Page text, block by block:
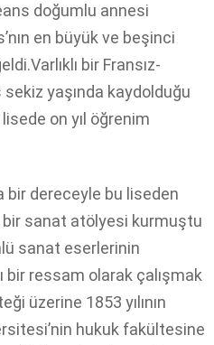
doğumlu annesi
en büyük ve beşinci
bir Fransız-
yaşında kaydolduğu
on yıl öğrenim
bir dereceyle bu liseden
sanat atölyesi kurmuştu
sanat eserlerinin
bir ressam olarak çalışmak
üzerine 1853 yılının
hukuk fakültesine